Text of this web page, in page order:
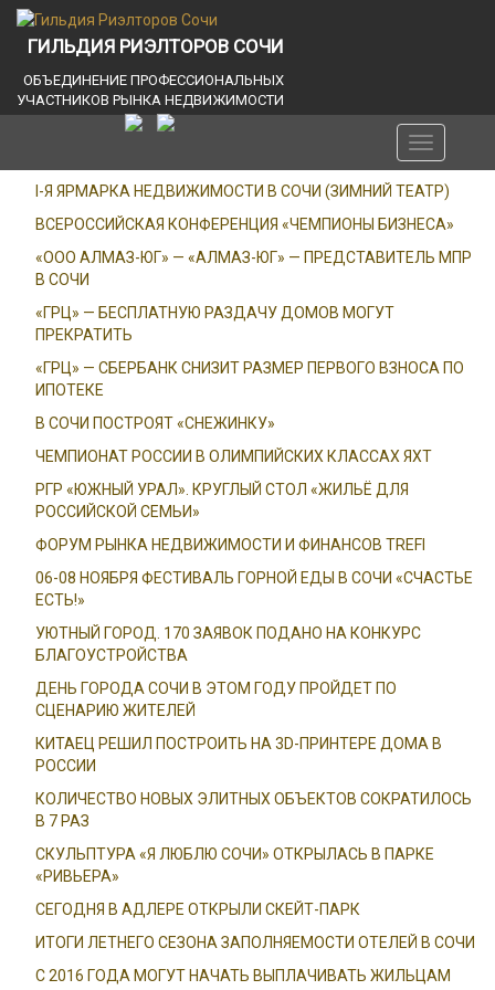
ГИЛЬДИЯ РИЭЛТОРОВ СОЧИ
ОБЪЕДИНЕНИЕ ПРОФЕССИОНАЛЬНЫХ
УЧАСТНИКОВ РЫНКА НЕДВИЖИМОСТИ
Toggle
navigation
I-Я ЯРМАРКА НЕДВИЖИМОСТИ В СОЧИ (ЗИМНИЙ ТЕАТР)
ВСЕРОССИЙСКАЯ КОНФЕРЕНЦИЯ «ЧЕМПИОНЫ БИЗНЕСА»
«ООО АЛМАЗ-ЮГ» — «АЛМАЗ-ЮГ» — ПРЕДСТАВИТЕЛЬ МПР
В СОЧИ
«ГРЦ» — БЕСПЛАТНУЮ РАЗДАЧУ ДОМОВ МОГУТ
ПРЕКРАТИТЬ
«ГРЦ» — СБЕРБАНК СНИЗИТ РАЗМЕР ПЕРВОГО ВЗНОСА ПО
ИПОТЕКЕ
В СОЧИ ПОСТРОЯТ «СНЕЖИНКУ»
ЧЕМПИОНАТ РОССИИ В ОЛИМПИЙСКИХ КЛАССАХ ЯХТ
РГР «ЮЖНЫЙ УРАЛ». КРУГЛЫЙ СТОЛ «ЖИЛЬЁ ДЛЯ
РОССИЙСКОЙ СЕМЬИ»
ФОРУМ РЫНКА НЕДВИЖИМОСТИ И ФИНАНСОВ TREFI
06-08 НОЯБРЯ ФЕСТИВАЛЬ ГОРНОЙ ЕДЫ В СОЧИ «СЧАСТЬЕ
ЕСТЬ!»
УЮТНЫЙ ГОРОД. 170 ЗАЯВОК ПОДАНО НА КОНКУРС
БЛАГОУСТРОЙСТВА
ДЕНЬ ГОРОДА СОЧИ В ЭТОМ ГОДУ ПРОЙДЕТ ПО
СЦЕНАРИЮ ЖИТЕЛЕЙ
КИТАЕЦ РЕШИЛ ПОСТРОИТЬ НА 3D-ПРИНТЕРЕ ДОМА В
РОССИИ
КОЛИЧЕСТВО НОВЫХ ЭЛИТНЫХ ОБЪЕКТОВ СОКРАТИЛОСЬ
В 7 РАЗ
СКУЛЬПТУРА «Я ЛЮБЛЮ СОЧИ» ОТКРЫЛАСЬ В ПАРКЕ
«РИВЬЕРА»
СЕГОДНЯ В АДЛЕРЕ ОТКРЫЛИ СКЕЙТ-ПАРК
ИТОГИ ЛЕТНЕГО СЕЗОНА ЗАПОЛНЯЕМОСТИ ОТЕЛЕЙ В СОЧИ
С 2016 ГОДА МОГУТ НАЧАТЬ ВЫПЛАЧИВАТЬ ЖИЛЬЦАМ